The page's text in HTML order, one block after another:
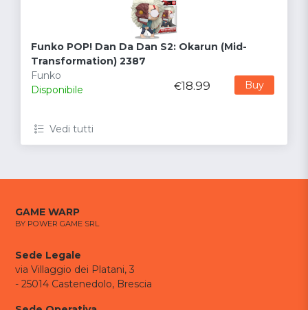
Funko POP! Dan Da Dan S2: Okarun (Mid-
Transformation) 2387
Funko
Disponibile
€18.99 Buy
Vedi tutti
GAME WARP
BY POWER GAME SRL
Sede Legale
via Villaggio dei Platani, 3
- 25014 Castenedolo, Brescia